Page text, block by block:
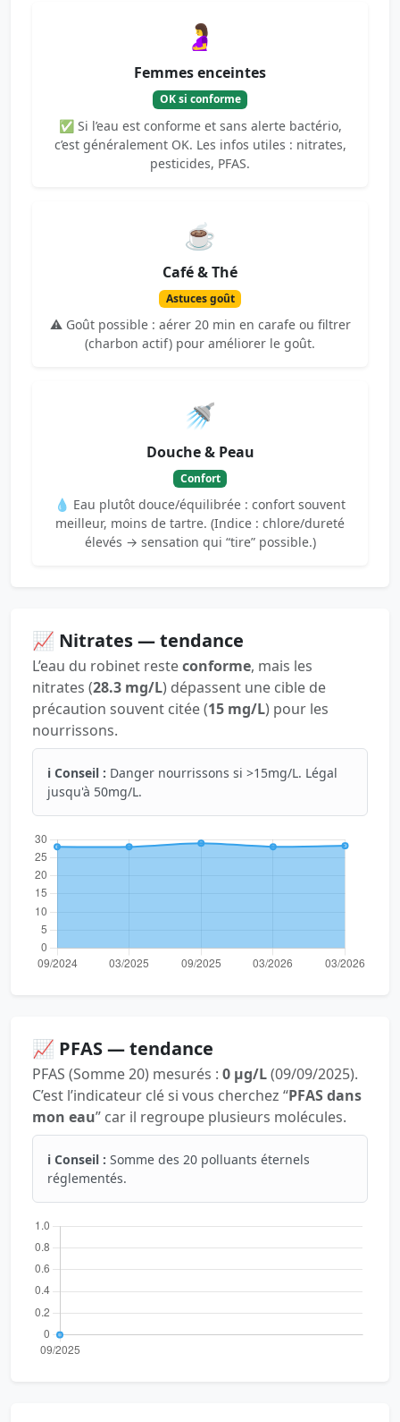
🤰
Femmes enceintes
OK si conforme
✅ Si l’eau est conforme et sans alerte bactério,
c’est généralement OK. Les infos utiles : nitrates,
pesticides, PFAS.
☕
Café & Thé
Astuces goût
⚠️ Goût possible : aérer 20 min en carafe ou filtrer
(charbon actif) pour améliorer le goût.
🚿
Douche & Peau
Confort
💧 Eau plutôt douce/équilibrée : confort souvent
meilleur, moins de tartre. (Indice : chlore/dureté
élevés → sensation qui “tire” possible.)
📈 Nitrates — tendance
L’eau du robinet resteconforme, mais les
nitrates (28.3 mg/L) dépassent une cible de
précaution souvent citée (15 mg/L) pour les
nourrissons.
ℹ️ Conseil : Danger nourrissons si >15mg/L. Légal
jusqu'à 50mg/L.
📈 PFAS — tendance
PFAS (Somme 20) mesurés : 0 µg/L(09/09/2025).
C’est l’indicateur clé si vous cherchez “PFAS dans
mon eau” car il regroupe plusieurs molécules.
ℹ️ Conseil : Somme des 20 polluants éternels
réglementés.